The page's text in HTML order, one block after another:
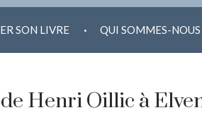
SON LIVRE . QUI SOMMES-NOUS
Henri Oillic à